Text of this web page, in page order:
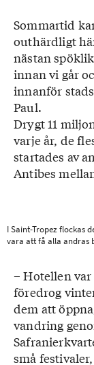
Sommartid
outhärdligt
nästan
innan vi går
innanför
Paul.
Drygt 11
varje år, de
startades av
Antibes
I Saint-Tropez flockas
vara att få alla andras
– Hotellen
föredrog
dem att
vandring
små